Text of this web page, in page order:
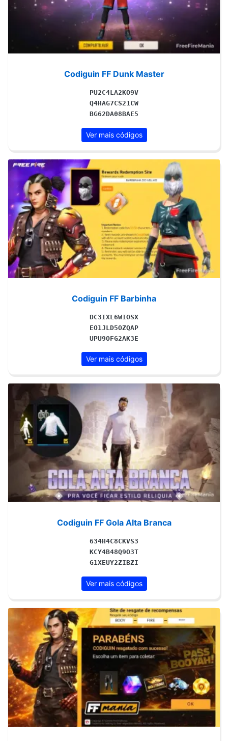
Codiguin FF Dunk Master
PU2C4LA2KO9V
Q4HAG7CS21CW
BG62DA08BAE5
Ver mais códigos
Codiguin FF Barbinha
DC3IXL6WIOSX
EO1JLD5OZQAP
UPU9OFG2AK3E
Ver mais códigos
Codiguin FF Gola Alta Branca
634H4C8CKVS3
KCY4B48Q9O3T
G1XEUY2ZIBZI
Ver mais códigos